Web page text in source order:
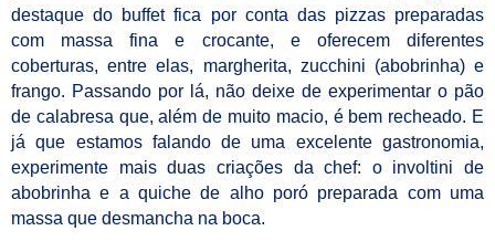
destaque do buffet fica por conta das pizzas preparadas
com massa fina e crocante, e oferecem diferentes
coberturas, entre elas, margherita, zucchini (abobrinha) e
frango. Passando por lá, não deixe de experimentar o pão
de calabresa que, além de muito macio, é bem recheado. E
já que estamos falando de uma excelente gastronomia,
experimente mais duas criações da chef: o involtini de
abobrinha e a quiche de alho poró preparada com uma
massa que desmancha na boca.